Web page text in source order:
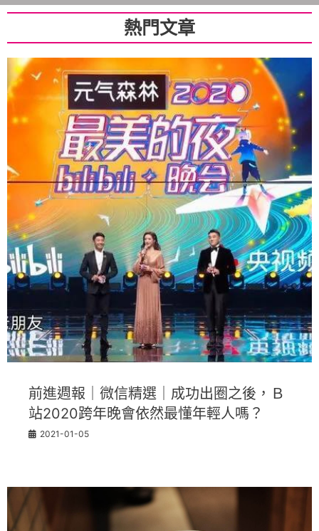
熱門文章
前進週報｜微信精選｜成功出圈之後，Ｂ
站2020跨年晚會依然最懂年輕人嗎？
2021-01-05